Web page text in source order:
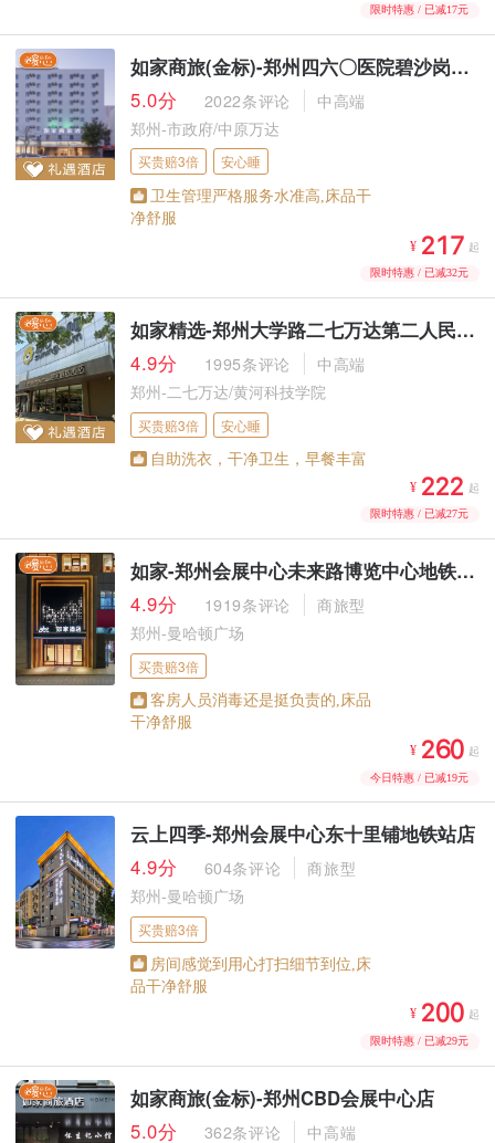
限时特惠 / 已减17元
如家商旅(金标)-郑州四六〇医院碧沙岗地铁站店
5.0分
2022条评论
中高端
郑州-市政府/中原万达
买贵赔3倍 安心睡
卫生管理严格服务水准高,床品干
净舒服
¥   起
限时特惠 / 已减32元
如家精选-郑州大学路二七万达第二人民医院地铁站店
4.9分
1995条评论
中高端
郑州-二七万达/黄河科技学院
买贵赔3倍 安心睡
自助洗衣，干净卫生，早餐丰富
¥  起
限时特惠 / 已减27元
如家-郑州会展中心未来路博览中心地铁站店
4.9分
1919条评论
商旅型
郑州-曼哈顿广场
买贵赔3倍
客房人员消毒还是挺负责的,床品
干净舒服
¥  起
今日特惠 / 已减19元
云上四季-郑州会展中心东十里铺地铁站店
4.9分
604条评论
商旅型
郑州-曼哈顿广场
买贵赔3倍
房间感觉到用心打扫细节到位,床
品干净舒服
¥  起
限时特惠 / 已减29元
如家商旅(金标)-郑州CBD会展中心店
5.0分
362条评论 中高端